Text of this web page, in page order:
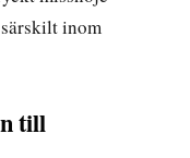
inom
till